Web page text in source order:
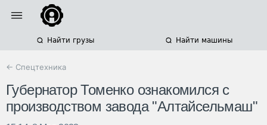
Найти грузы Найти машины
← Спецтехника
Губернатор Томенко ознакомился с
производством завода "Алтайсельмаш"